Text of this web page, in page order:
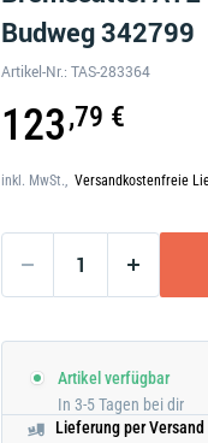
Budweg 342799
Artikel-Nr.: TAS-283364
abweichen
123,79 €
inkl. MwSt., Versandkostenfreie
Artikel verfügbar
In 3-5 Tagen bei dir
Lieferung per Versand